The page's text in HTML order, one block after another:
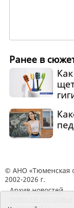
Ранее в
© АНО «Тюменская
2002-2026 г.
Архив новостей